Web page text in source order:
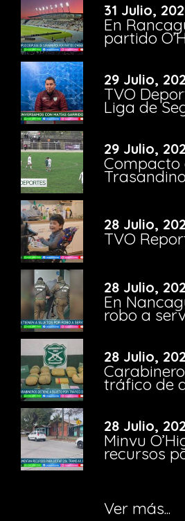
31 Julio,
En
partido
29 Julio,
TVO
Liga de
29 Julio,
Compacto
28 Julio,
TVO
28 Julio,
En
robo a
28 Julio,
tráfico de
28 Julio,
Minvu
recursos
Ver más...